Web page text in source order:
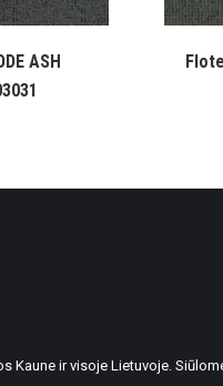
ASH
Kaune ir visoje Lietuvoje.